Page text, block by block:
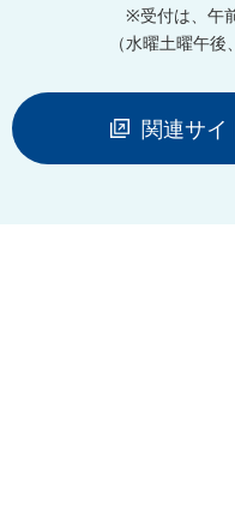
※受付は、午
（水曜土曜午
関連サイ